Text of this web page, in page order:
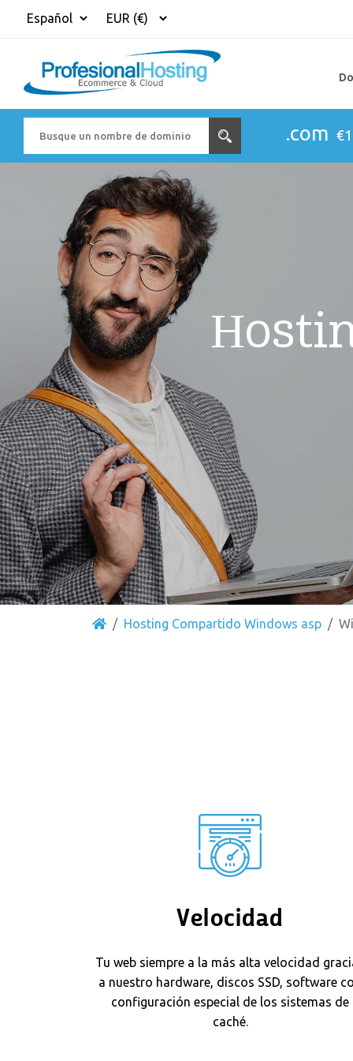
.com
Hosting Compartido Windows asp
Velocidad
Tu web siempre a la más alta velocidad
a nuestro hardware, discos SSD, software
configuración especial de los sistemas de
caché.